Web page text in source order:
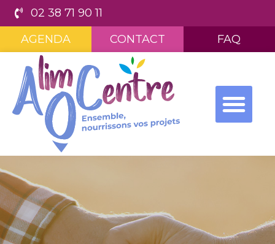
02 38 71 90 11
AGENDA
CONTACT FAQ